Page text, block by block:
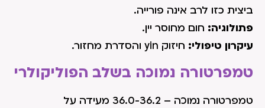
ביצית כזו לרב אינה פורייה.
פתולוגיה: חום מחוסר יין.
עיקרון טיפולי: חיזוק yin והסדרת מחזור.
טמפרטורה נמוכה בשלב הפוליקולרי
טמפרטורה נמוכה – 36.0-36.2 מעידה על